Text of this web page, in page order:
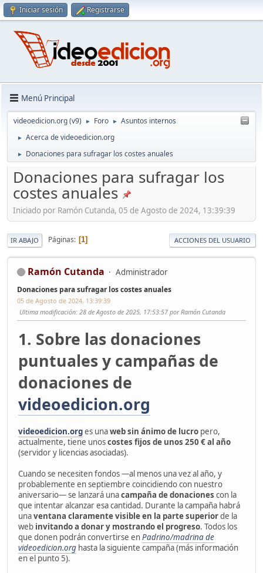
Iniciar sesión Registrarse
Menú Principal
videoedicion.org (v9) ► Foro ► Asuntos internos
► Acerca de videoedicion.org
► Donaciones para sufragar los costes anuales
Donaciones para sufragar los
costes anuales
Iniciado por Ramón Cutanda, 05 de Agosto de 2024, 13:39:39
IR ABAJO Páginas 1 ACCIONES DEL USUARIO
Ramón Cutanda Administrador
Donaciones para sufragar los costes anuales
05 de Agosto de 2024, 13:39:39
Ultima modificación: 28 de Agosto de 2025, 17:53:57 por Ramón Cutanda
1. Sobre las donaciones
puntuales y campañas de
donaciones de
videoedicion.org
videoedicion.orges unaweb sin ánimo de lucro pero,
actualmente, tiene unoscostes fijos de unos 250 € al año
(servidor y licencias asociadas).
Cuando se necesiten fondos —al menos una vez al año, y
probablemente en septiembre coincidiendo con nuestro
aniversario— se lanzará unacampaña de donaciones con la
que intentar alcanzar esa cantidad. Durante la campaña habrá
unaventana claramente visible en la parte superiorde la
web invitando a donar y mostrando el progreso. Todos los
que donen podrán convertirse enPadrino/madrina de
videoedicion.org hasta la siguiente campaña (más información
en el punto 5).